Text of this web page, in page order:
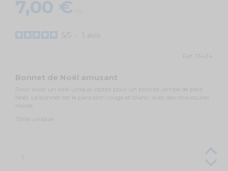
7,00 €
5 5 - 1 avis
Ref. 13434
Bonnet de Noël amusant
Pour avoir un look unique, optez pour un bonnet jambe de père
Noël. Le bonnet est le pantalon rouge et blanc, avec des chaussures
noires.
Taille unique